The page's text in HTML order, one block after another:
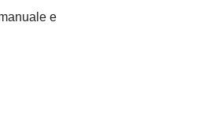
e
rientro, a